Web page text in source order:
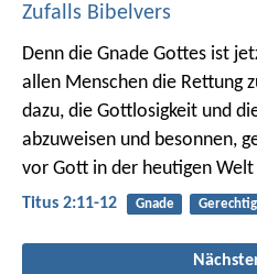
Zufalls Bibelvers
Denn die Gnade Gottes ist
allen Menschen die Rettung
dazu, die Gottlosigkeit und
abzuweisen und besonnen,
vor Gott in der heutigen Welt
Titus 2:11-12 Gnade